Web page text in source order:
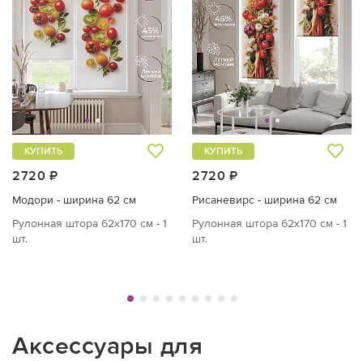
2720 ₽
КУПИТЬ
Модори - ширина 62 см
Рулонная штора 62х170 см - 1
шт.
2720 ₽
КУПИТЬ
Рисаневирс - ширина 62 см
Рулонная штора 62х170 см - 1
шт.
Аксессуары для